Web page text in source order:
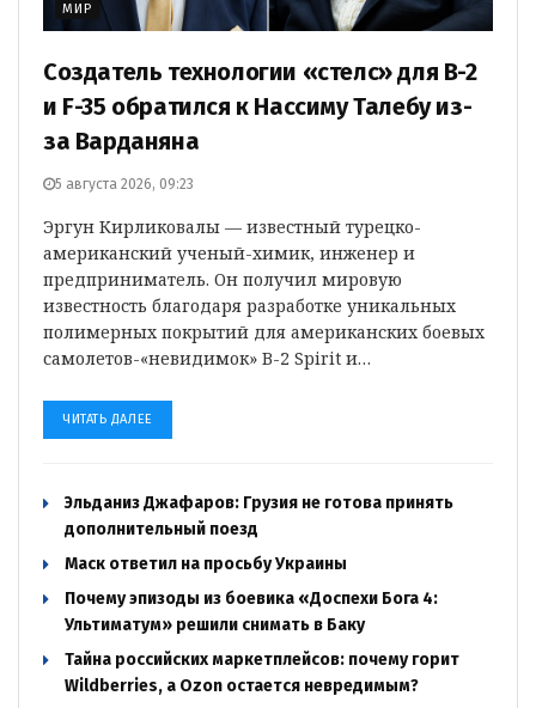
МИР
Создатель технологии «стелс» для B-2
и F-35 обратился к Нассиму Талебу из-
за Варданяна
5 августа 2026, 09:23
Эргун Кирликовалы — известный турецко-
американский ученый-химик, инженер и
предприниматель. Он получил мировую
известность благодаря разработке уникальных
полимерных покрытий для американских боевых
самолетов-«невидимок» B-2 Spirit и…
ЧИТАТЬ ДАЛЕЕ
Эльданиз Джафаров: Грузия не готова принять
дополнительный поезд
Маск ответил на просьбу Украины
Почему эпизоды из боевика «Доспехи Бога 4:
Ультиматум» решили снимать в Баку
Тайна российских маркетплейсов: почему горит
Wildberries, а Ozon остается невредимым?